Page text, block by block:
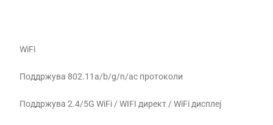
WiFi
Поддржува 802.11a/b/g/n/ac протоколи
Поддржува 2.4/5G WiFi / WIFI директ / WiFi дисплеј